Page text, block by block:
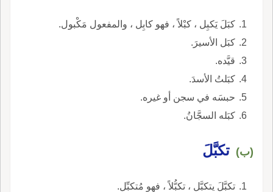
كبَلَ يَكبِل ، كبْلاً ، فهو كابِل ، والمفعول مَكْبول.
كبَل الأسيرَ.
قيَّده.
كبَلتُ الأسدَ.
حبسَه في سجن أو غيره.
كبَله السجَّانُ.
(ب) تكبَّلَ
تكبَّلَ يتكبَّل ، تكبُّلاً ، فهو مُتكبِّل.